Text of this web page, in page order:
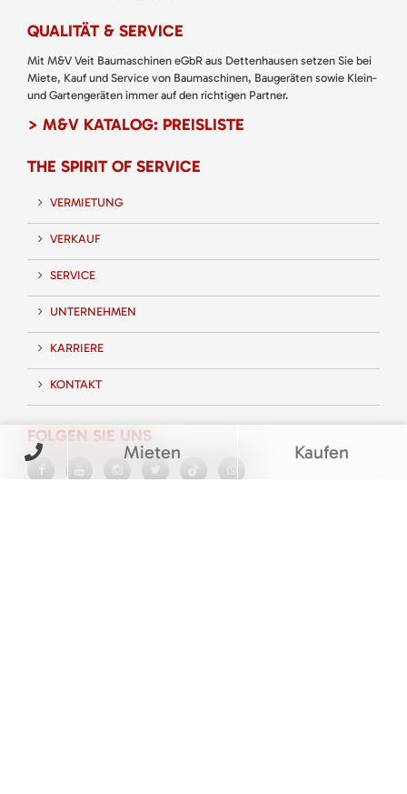
QUALITÄT & SERVICE
Mit M&V Veit Baumaschinen eGbR aus Dettenhausen setzen Sie bei
Miete, Kauf und Service von Baumaschinen, Baugeräten sowie Klein-
und Gartengeräten immer auf den richtigen Partner.
> M&V KATALOG: PREISLISTE
THE SPIRIT OF SERVICE
VERMIETUNG
VERKAUF
SERVICE
UNTERNEHMEN
KARRIERE
KONTAKT
FOLGEN SIE UNS
Mieten Kaufen